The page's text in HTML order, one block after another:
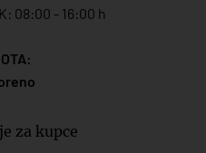
08:00 - 16:00 h
za kupce